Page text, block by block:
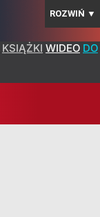
ROZWIŃ ▼
KSIĄŻKI WIDEO DO